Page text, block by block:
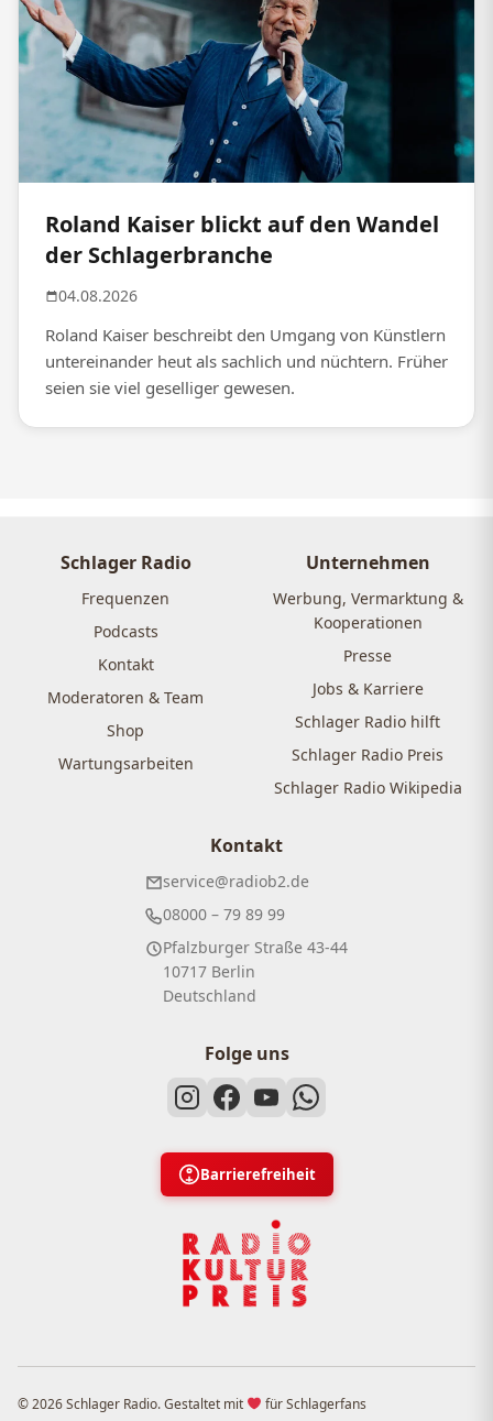
Roland Kaiser blickt auf den Wandel
der Schlagerbranche
04.08.2026
Roland Kaiser beschreibt den Umgang von Künstlern
untereinander heut als sachlich und nüchtern. Früher
seien sie viel geselliger gewesen.
Schlager Radio
Frequenzen
Podcasts
Kontakt
Moderatoren & Team
Shop
Wartungsarbeiten
Unternehmen
Werbung, Vermarktung &
Kooperationen
Presse
Jobs & Karriere
Schlager Radio hilft
Schlager Radio Preis
Schlager Radio Wikipedia
Kontakt
service@radiob2.de
08000 – 79 89 99
Pfalzburger Straße 43-44
10717 Berlin
Deutschland
Folge uns
Barrierefreiheit
© 2026 Schlager Radio. Gestaltet mit
für Schlagerfans